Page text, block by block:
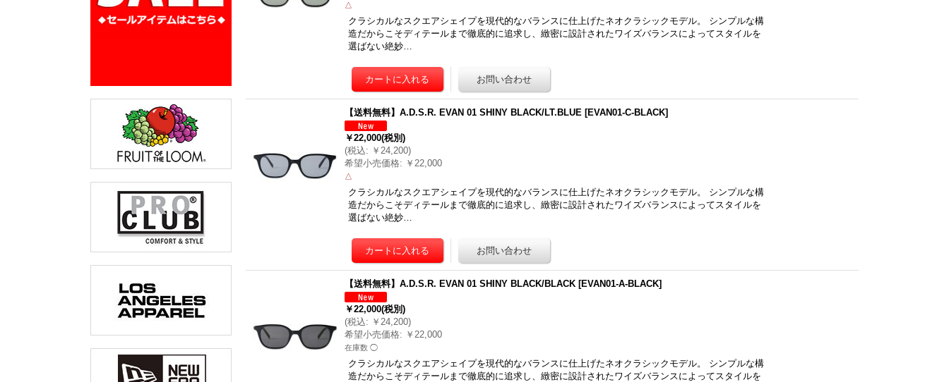
△
クラシカルなスクエアシェイプを現代的なバランスに仕上げたネオクラシックモデル。 シンプルな構
造だからこそディテールまで徹底的に追求し、緻密に設計されたワイズバランスによってスタイルを
選ばない絶妙…
【送料無料】A.D.S.R. EVAN 01 SHINY BLACK/LT.BLUE [EVAN01-C-BLACK]
￥22,000(税別)
(税込: ￥24,200)
希望小売価格: ￥22,000
△
クラシカルなスクエアシェイプを現代的なバランスに仕上げたネオクラシックモデル。 シンプルな構
造だからこそディテールまで徹底的に追求し、緻密に設計されたワイズバランスによってスタイルを
選ばない絶妙…
【送料無料】A.D.S.R. EVAN 01 SHINY BLACK/BLACK [EVAN01-A-BLACK]
￥22,000(税別)
(税込: ￥24,200)
希望小売価格: ￥22,000
在庫数 ◯
クラシカルなスクエアシェイプを現代的なバランスに仕上げたネオクラシックモデル。 シンプルな構
造だからこそディテールまで徹底的に追求し、緻密に設計されたワイズバランスによってスタイルを